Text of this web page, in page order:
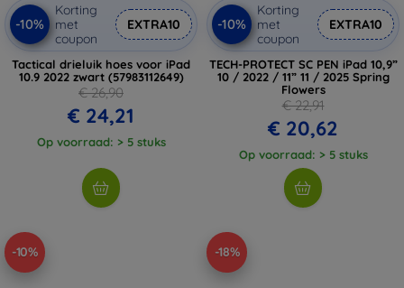
-10%
Korting
met
coupon
EXTRA10
Tactical drieluik hoes voor iPad
10.9 2022 zwart (57983112649)
€ 26,90
€ 24,21
Op voorraad: > 5 stuks
-10%
Korting
met
coupon
EXTRA10
TECH-PROTECT SC PEN iPad 10,9”
10 / 2022 / 11” 11 / 2025 Spring
Flowers
€ 22,91
€ 20,62
Op voorraad: > 5 stuks
-10% -18%